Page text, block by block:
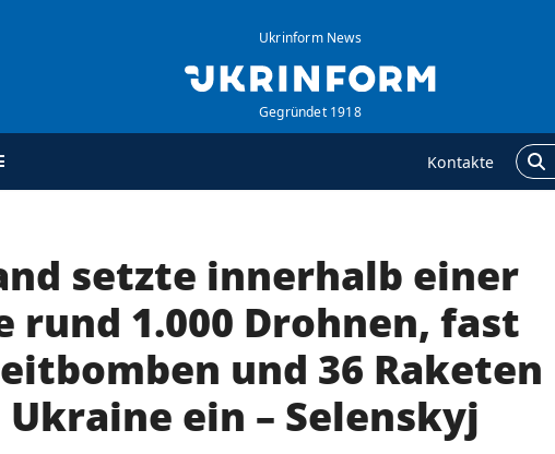
Ukrinform News
Gegründet 1918
Kontakte
AGENTUR
Über uns
Kontakte
services
Politik zur Vertraulichkeit
und zum Schutz
ZUSÄTZLICH
Veröffentlichungen
Interview
Fotos
Video
setzte innerhalb einer
rund 1.000 Drohnen, fast
und 36 Raketen
Ukraine ein – Selenskyj